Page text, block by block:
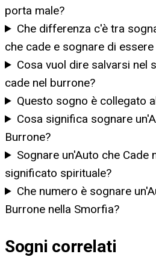
porta male?
Che differenza c'è tra
che cade e sognare di
Cosa vuol dire salvarsi nel
cade nel burrone?
Questo sogno è collegato
Cosa significa sognare
Burrone?
Sognare un'Auto che Cade
significato spirituale?
Che numero è sognare
Burrone nella Smorfia?
Sogni correlati